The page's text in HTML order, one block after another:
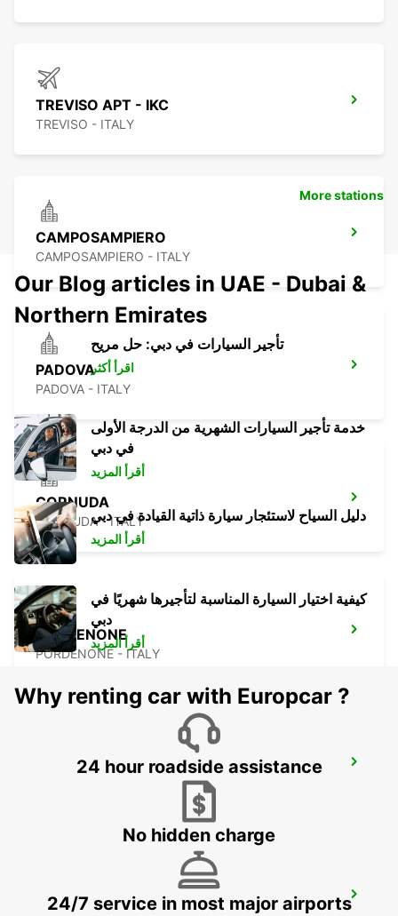
TREVISO APT - IKC
TREVISO - ITALY
CAMPOSAMPIERO
CAMPOSAMPIERO - ITALY
PADOVA
PADOVA - ITALY
CORNUDA
CORNUDA - ITALY
PORDENONE
PORDENONE - ITALY
VICENZA - MILITARY BASE - IKC
VICENZA DT
More stations
Our Blog articles in UAE - Dubai &
Northern Emirates
تأجير السيارات في دبي: حل مريح
اقرأ أكثر
خدمة تأجير السيارات الشهرية من الدرجة الأولى
في دبي
أقرأ المزيد
دليل السياح لاستئجار سيارة ذاتية القيادة في دبي
أقرأ المزيد
كيفية اختيار السيارة المناسبة لتأجيرها شهريًا في
دبي
أقرأ المزيد
Why renting car with Europcar ?
24 hour roadside assistance
No hidden charge
24/7 service in most major airports